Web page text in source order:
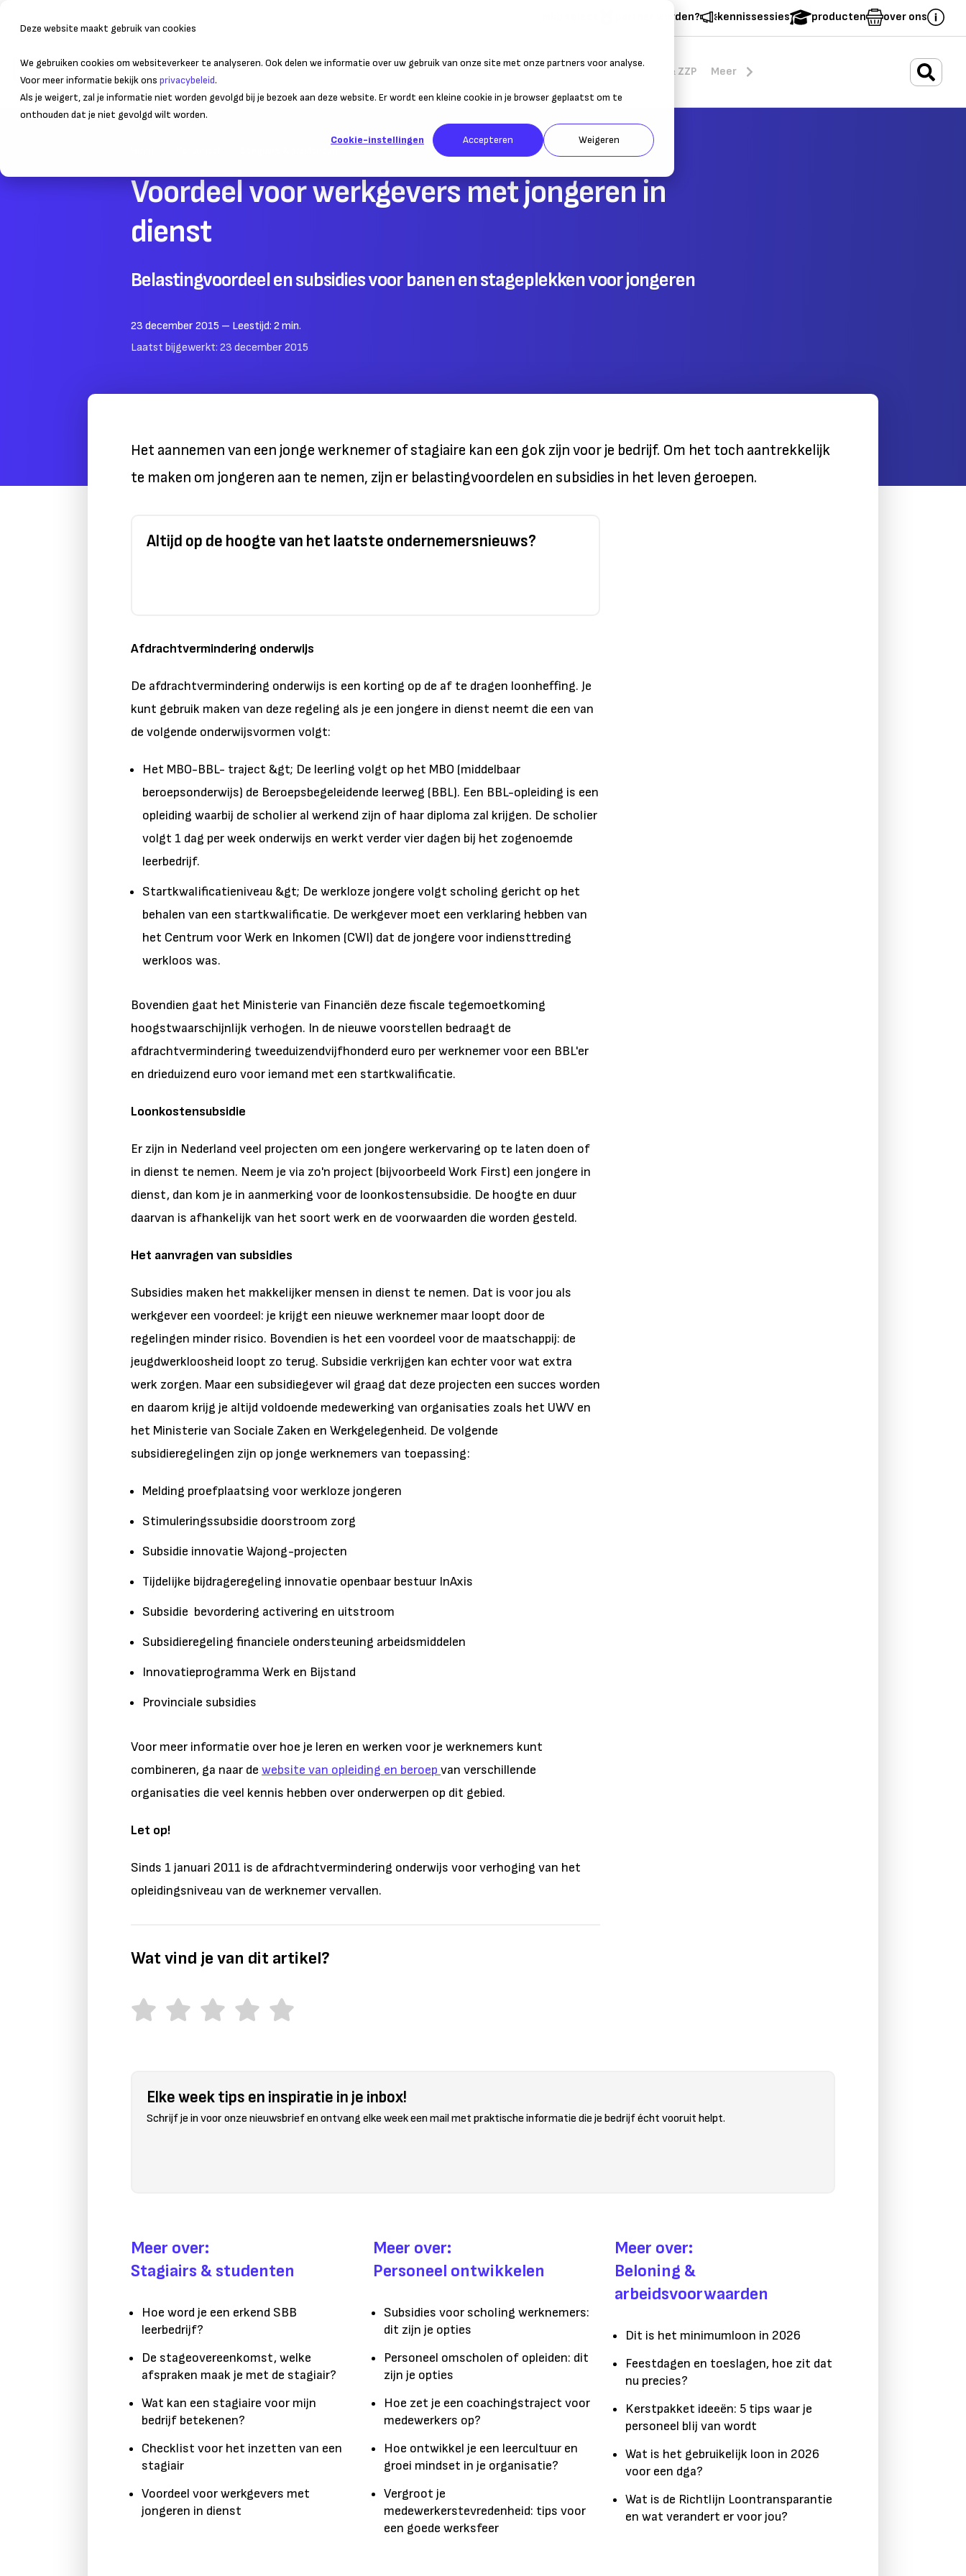
Deze website maakt gebruik van cookies
We gebruiken cookies om websiteverkeer te analyseren. Ook delen we informatie over uw gebruik van onze site met onze partners voor analyse.
Voor meer informatie bekijk ons privacybeleid.
Als je weigert, zal je informatie niet worden gevolgd bij je bezoek aan deze website. Er wordt een kleine cookie in je browser geplaatst om te
onthouden dat je niet gevolgd wilt worden.
Cookie-instellingen Accepteren Weigeren
partner worden? kennissessies producten over ons
Bedrijfsvoering Duurzaam ondernemen Starten & ZZP Meer
Voordeel voor werkgevers met jongeren in
dienst
Belastingvoordeel en subsidies voor banen en stageplekken voor jongeren
23 december 2015 – Leestijd: 2min.
Laatst bijgewerkt: 23 december 2015
Het aannemen van een jonge werknemer of stagiaire kan een gok zijn voor je bedrijf. Om het toch aantrekkelijk
te maken om jongeren aan te nemen, zijn er belastingvoordelen en subsidies in het leven geroepen.
Altijd op de hoogte van het laatste ondernemersnieuws?
Afdrachtvermindering onderwijs
De afdrachtvermindering onderwijs is een korting op de af te dragen loonheffing. Je
kunt gebruik maken van deze regeling als je een jongere in dienst neemt die een van
de volgende onderwijsvormen volgt:
Het MBO-BBL- traject &gt; De leerling volgt op het MBO (middelbaar
beroepsonderwijs) de Beroepsbegeleidende leerweg (BBL). Een BBL-opleiding is een
opleiding waarbij de scholier al werkend zijn of haar diploma zal krijgen. De scholier
volgt 1 dag per week onderwijs en werkt verder vier dagen bij het zogenoemde
leerbedrijf.
Startkwalificatieniveau &gt; De werkloze jongere volgt scholing gericht op het
behalen van een startkwalificatie. De werkgever moet een verklaring hebben van
het Centrum voor Werk en Inkomen (CWI) dat de jongere voor indiensttreding
werkloos was.
Bovendien gaat het Ministerie van Financiën deze fiscale tegemoetkoming
hoogstwaarschijnlijk verhogen. In de nieuwe voorstellen bedraagt de
afdrachtvermindering tweeduizendvijfhonderd euro per werknemer voor een BBL'er
en drieduizend euro voor iemand met een startkwalificatie.
Loonkostensubsidie
Er zijn in Nederland veel projecten om een jongere werkervaring op te laten doen of
in dienst te nemen. Neem je via zo'n project (bijvoorbeeld Work First) een jongere in
dienst, dan kom je in aanmerking voor de loonkostensubsidie. De hoogte en duur
daarvan is afhankelijk van het soort werk en de voorwaarden die worden gesteld.
Het aanvragen van subsidies
Subsidies maken het makkelijker mensen in dienst te nemen. Dat is voor jou als
werkgever een voordeel: je krijgt een nieuwe werknemer maar loopt door de
regelingen minder risico. Bovendien is het een voordeel voor de maatschappij: de
jeugdwerkloosheid loopt zo terug. Subsidie verkrijgen kan echter voor wat extra
werk zorgen. Maar een subsidiegever wil graag dat deze projecten een succes worden
en daarom krijg je altijd voldoende medewerking van organisaties zoals het UWV en
het Ministerie van Sociale Zaken en Werkgelegenheid. De volgende
subsidieregelingen zijn op jonge werknemers van toepassing:
Melding proefplaatsing voor werkloze jongeren
Stimuleringssubsidie doorstroom zorg
Subsidie innovatie Wajong-projecten
Tijdelijke bijdrageregeling innovatie openbaar bestuur InAxis
Subsidie bevordering activering en uitstroom
Subsidieregeling financiele ondersteuning arbeidsmiddelen
Innovatieprogramma Werk en Bijstand
Provinciale subsidies
Voor meer informatie over hoe je leren en werken voor je werknemers kunt
combineren, ga naar de website van opleiding en beroep van verschillende
organisaties die veel kennis hebben over onderwerpen op dit gebied.
Let op!
Sinds 1 januari 2011 is de afdrachtvermindering onderwijs voor verhoging van het
opleidingsniveau van de werknemer vervallen.
Wat vind je van dit artikel?
Elke week tips en inspiratie in je inbox!
Schrijf je in voor onze nieuwsbrief en ontvang elke week een mail met praktische informatie die je bedrijf écht vooruit helpt.
Meer over:
Stagiairs & studenten
Hoe word je een erkend SBB
leerbedrijf?
De stageovereenkomst, welke
afspraken maak je met de stagiair?
Wat kan een stagiaire voor mijn
bedrijf betekenen?
Checklist voor het inzetten van een
stagiair
Voordeel voor werkgevers met
jongeren in dienst
Meer over:
Personeel ontwikkelen
Subsidies voor scholing werknemers:
dit zijn je opties
Personeel omscholen of opleiden: dit
zijn je opties
Hoe zet je een coachingstraject voor
medewerkers op?
Hoe ontwikkel je een leercultuur en
groei mindset in je organisatie?
Vergroot je
medewerkerstevredenheid: tips voor
een goede werksfeer
Meer over:
Beloning &
arbeidsvoorwaarden
Dit is het minimumloon in 2026
Feestdagen en toeslagen, hoe zit dat
nu precies?
Kerstpakket ideeën: 5 tips waar je
personeel blij van wordt
Wat is het gebruikelijk loon in 2026
voor een dga?
Wat is de Richtlijn Loontransparantie
en wat verandert er voor jou?